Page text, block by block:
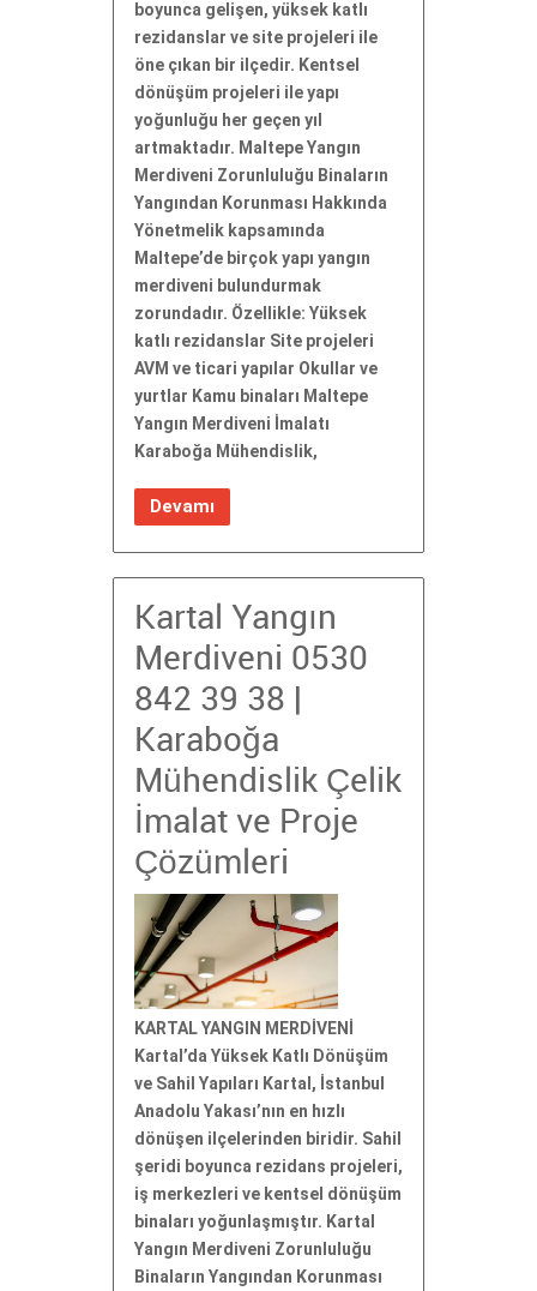
boyunca gelişen, yüksek katlı
rezidanslar ve site projeleri ile
öne çıkan bir ilçedir. Kentsel
dönüşüm projeleri ile yapı
yoğunluğu her geçen yıl
artmaktadır. Maltepe Yangın
Merdiveni Zorunluluğu Binaların
Yangından Korunması Hakkında
Yönetmelik kapsamında
Maltepe’de birçok yapı yangın
merdiveni bulundurmak
zorundadır. Özellikle: Yüksek
katlı rezidanslar Site projeleri
AVM ve ticari yapılar Okullar ve
yurtlar Kamu binaları Maltepe
Yangın Merdiveni İmalatı
Karaboğa Mühendislik,
Devamı
Kartal Yangın
Merdiveni 0530
842 39 38 |
Karaboğa
Mühendislik Çelik
İmalat ve Proje
Çözümleri
KARTAL YANGIN MERDİVENİ
Kartal’da Yüksek Katlı Dönüşüm
ve Sahil Yapıları Kartal, İstanbul
Anadolu Yakası’nın en hızlı
dönüşen ilçelerinden biridir. Sahil
şeridi boyunca rezidans projeleri,
iş merkezleri ve kentsel dönüşüm
binaları yoğunlaşmıştır. Kartal
Yangın Merdiveni Zorunluluğu
Binaların Yangından Korunması